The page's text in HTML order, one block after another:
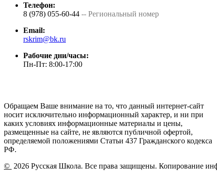
Телефон:
8 (978) 055-60-44 -- Региональный номер
Email:
rskrim@bk.ru
Рабочие дни/часы:
Пн-Пт: 8:00-17:00
Обращаем Ваше внимание на то, что данный интернет-сайт
носит исключительно информационный характер, и ни при
каких условиях информационные материалы и цены,
размещенные на сайте, не являются публичной офертой,
определяемой положениями Статьи 437 Гражданского кодекса
РФ.
© 2026 Русская Школа. Все права защищены. Копирование